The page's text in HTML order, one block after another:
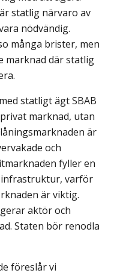
statlig närvaro av
nödvändig.
många brister, men
marknad där statlig
statligt ägt SBAB
marknad, utan
är
och
fyller en
varför
är viktig.
aktör och
Staten bör renodla
föreslår vi